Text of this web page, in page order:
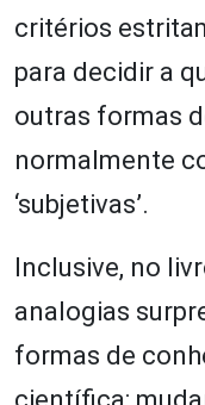
critérios
para decidir a
outras formas
normalmente
‘subjetivas’.
Inclusive, no
analogias
formas de